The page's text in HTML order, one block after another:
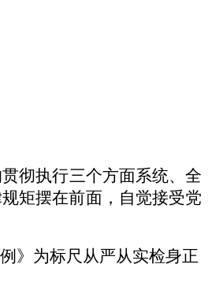
彻执行三个方面系统、全
矩摆在前面，自觉接受党
》为标尺从严从实检身正